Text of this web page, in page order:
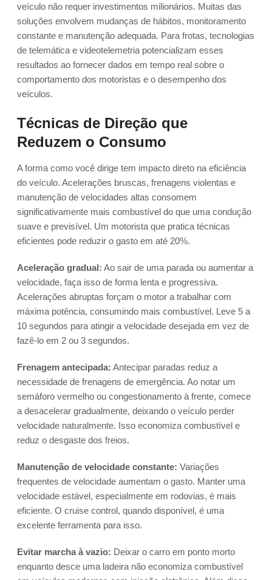
veículo não requer investimentos milionários. Muitas das
soluções envolvem mudanças de hábitos, monitoramento
constante e manutenção adequada. Para frotas, tecnologias
de telemática e videotelemetria potencializam esses
resultados ao fornecer dados em tempo real sobre o
comportamento dos motoristas e o desempenho dos
veículos.
Técnicas de Direção que
Reduzem o Consumo
A forma como você dirige tem impacto direto na eficiência
do veículo. Acelerações bruscas, frenagens violentas e
manutenção de velocidades altas consomem
significativamente mais combustível do que uma condução
suave e previsível. Um motorista que pratica técnicas
eficientes pode reduzir o gasto em até 20%.
Aceleração gradual: Ao sair de uma parada ou aumentar a
velocidade, faça isso de forma lenta e progressiva.
Acelerações abruptas forçam o motor a trabalhar com
máxima potência, consumindo mais combustível. Leve 5 a
10 segundos para atingir a velocidade desejada em vez de
fazê-lo em 2 ou 3 segundos.
Frenagem antecipada: Antecipar paradas reduz a
necessidade de frenagens de emergência. Ao notar um
semáforo vermelho ou congestionamento à frente, comece
a desacelerar gradualmente, deixando o veículo perder
velocidade naturalmente. Isso economiza combustível e
reduz o desgaste dos freios.
Manutenção de velocidade constante: Variações
frequentes de velocidade aumentam o gasto. Manter uma
velocidade estável, especialmente em rodovias, é mais
eficiente. O cruise control, quando disponível, é uma
excelente ferramenta para isso.
Evitar marcha à vazio: Deixar o carro em ponto morto
enquanto desce uma ladeira não economiza combustível